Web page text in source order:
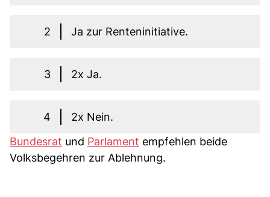
2 Ja zur Renteninitiative.
3 2x Ja.
4
2x Nein.
Bundesrat und Parlament empfehlen beide
Volksbegehren zur Ablehnung.